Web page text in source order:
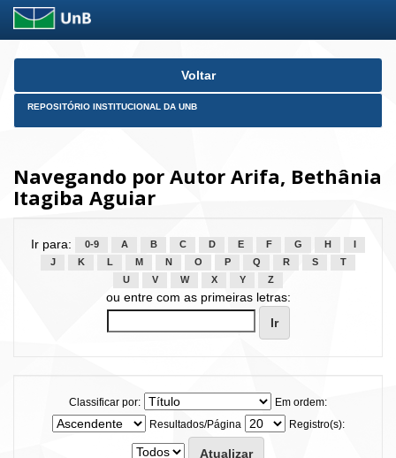
Skip
Voltar
REPOSITÓRIO INSTITUCIONAL DA UNB
Navegando por Autor Arifa, Bethânia
Itagiba Aguiar
Ir para: 0-9 A B C D E F G H
J
K L M N O P Q R S
T
U
V W X Y Z
ou entre com as primeiras letras:
Classificar por:
Em ordem:
Resultados/Página
Registro(s):